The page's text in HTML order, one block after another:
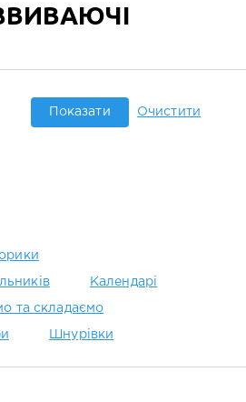
Показати Очистити
Календарі
та складаємо
Шнурівки